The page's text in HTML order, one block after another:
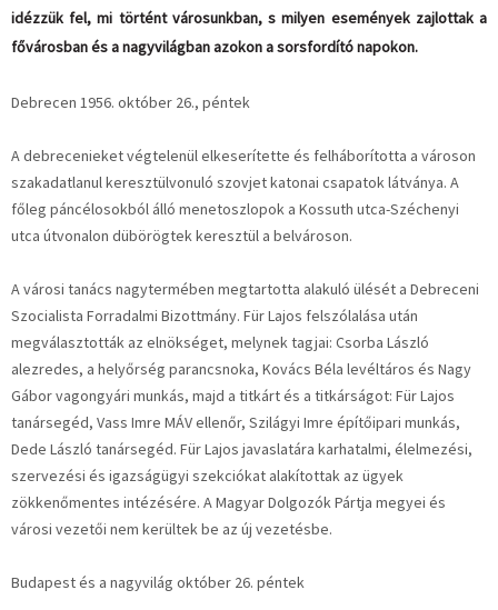
idézzük fel, mi történt városunkban, s milyen események zajlottak a
fővárosban és a nagyvilágban azokon a sorsfordító napokon.
Debrecen 1956. október 26., péntek
A debrecenieket végtelenül elkeserítette és felháborította a városon
szakadatlanul keresztülvonuló szovjet katonai csapatok látványa. A
főleg páncélosokból álló menetoszlopok a Kossuth utca-Széchenyi
utca útvonalon dübörögtek keresztül a belvároson.
A városi tanács nagytermében megtartotta alakuló ülését a Debreceni
Szocialista Forradalmi Bizottmány. Für Lajos felszólalása után
megválasztották az elnökséget, melynek tagjai: Csorba László
alezredes, a helyőrség parancsnoka, Kovács Béla levéltáros és Nagy
Gábor vagongyári munkás, majd a titkárt és a titkárságot: Für Lajos
tanársegéd, Vass Imre MÁV ellenőr, Szilágyi Imre építőipari munkás,
Dede László tanársegéd. Für Lajos javaslatára karhatalmi, élelmezési,
szervezési és igazságügyi szekciókat alakítottak az ügyek
zökkenőmentes intézésére. A Magyar Dolgozók Pártja megyei és
városi vezetői nem kerültek be az új vezetésbe.
Budapest és a nagyvilág október 26. péntek